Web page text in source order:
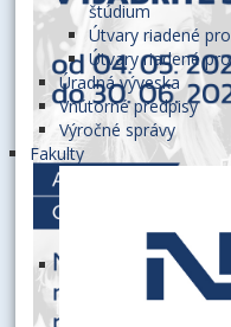
štúdium
Útvary riadené
Útvary riadené
Úradná výveska
Vnútorné predpisy
Výročné správy
Fakulty